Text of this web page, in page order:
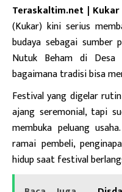
Teraskaltim.net | Kukar
(Kukar) kini serius
budaya sebagai sumber
Nutuk Beham di
bagaimana tradisi bisa
Festival yang digelar
ajang seremonial, tapi
membuka peluang
ramai pembeli,
hidup saat festival